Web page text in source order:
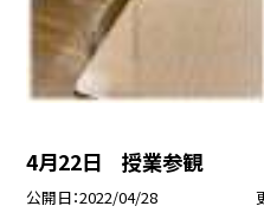
4月22日 授業参観
公開日 2022/04/28